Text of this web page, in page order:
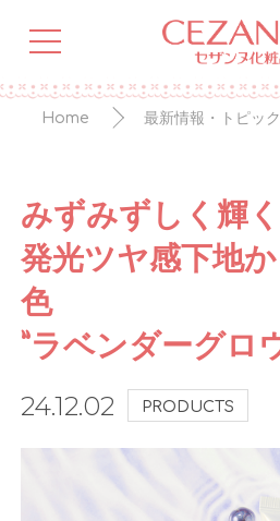
Home 最新情報・トピッ
みずみずしく輝く
発光ツヤ感下地
色
”ラベンダーグロ
24.12.02 PRODUCTS